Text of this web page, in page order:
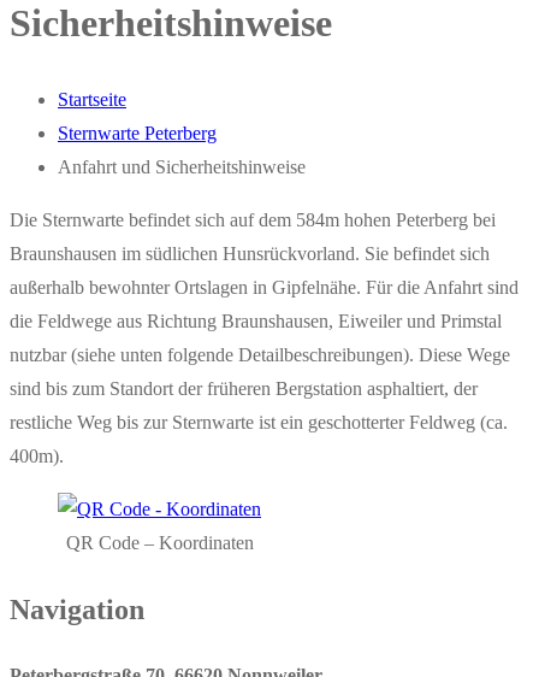
Sicherheitshinweise
Startseite
Sternwarte Peterberg
Anfahrt und Sicherheitshinweise
Die Sternwarte befindet sich auf dem 584m hohen Peterberg bei
Braunshausen im südlichen Hunsrückvorland. Sie befindet sich
außerhalb bewohnter Ortslagen in Gipfelnähe. Für die Anfahrt sind
die Feldwege aus Richtung Braunshausen, Eiweiler und Primstal
nutzbar (siehe unten folgende Detailbeschreibungen). Diese Wege
sind bis zum Standort der früheren Bergstation asphaltiert, der
restliche Weg bis zur Sternwarte ist ein geschotterter Feldweg (ca.
400m).
QR Code – Koordinaten
Navigation